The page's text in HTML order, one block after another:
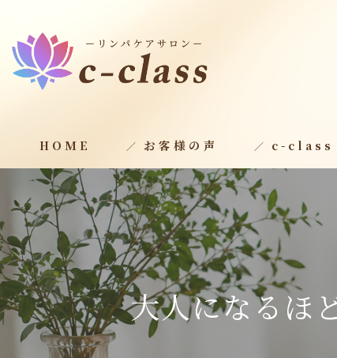
HOME お客様の声 c-class⁨
大人になるほ